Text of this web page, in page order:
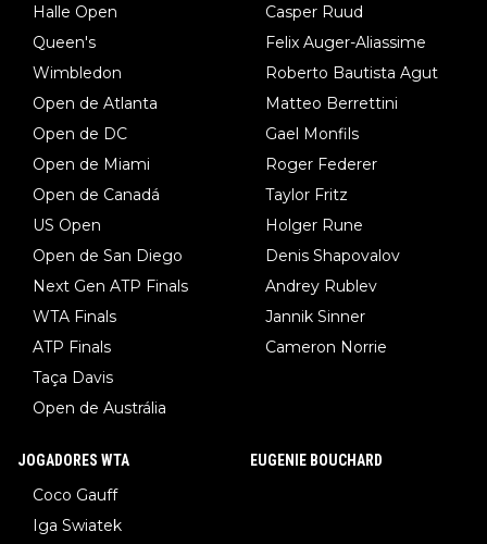
Halle Open
Queen's
Wimbledon
Open de Atlanta
Open de DC
Open de Miami
Open de Canadá
US Open
Open de San Diego
Next Gen ATP Finals
WTA Finals
ATP Finals
Taça Davis
Open de Austrália
Casper Ruud
Felix Auger-Aliassime
Roberto Bautista Agut
Matteo Berrettini
Gael Monfils
Roger Federer
Taylor Fritz
Holger Rune
Denis Shapovalov
Andrey Rublev
Jannik Sinner
Cameron Norrie
JOGADORES WTA
Coco Gauff
Iga Swiatek
EUGENIE BOUCHARD